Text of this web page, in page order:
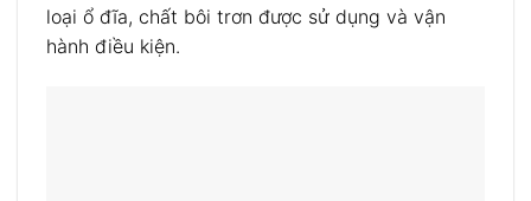
loại ổ đĩa, chất bôi trơn được sử dụng và vận
hành điều kiện.